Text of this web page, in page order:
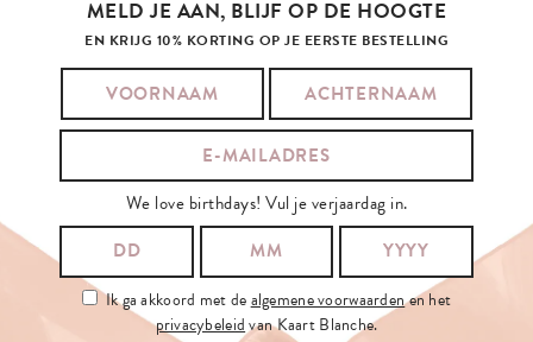
CONNOR'S HEART STOPPED
HE SAW
MELD JE AAN, BLIJF OP DE HOOGTE
EN KRIJG 10% KORTING OP JE EERSTE BESTELLING
We love birthdays! Vul je verjaardag in.
Ik ga akkoord met dealgemene voorwaardenen het
privacybeleidvan Kaart Blanche.